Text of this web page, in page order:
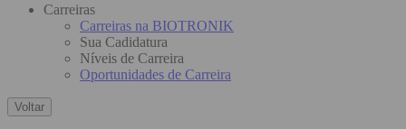
Carreiras
Carreiras na BIOTRONIK
Sua Cadidatura
Níveis de Carreira
Oportunidades de Carreira
Voltar